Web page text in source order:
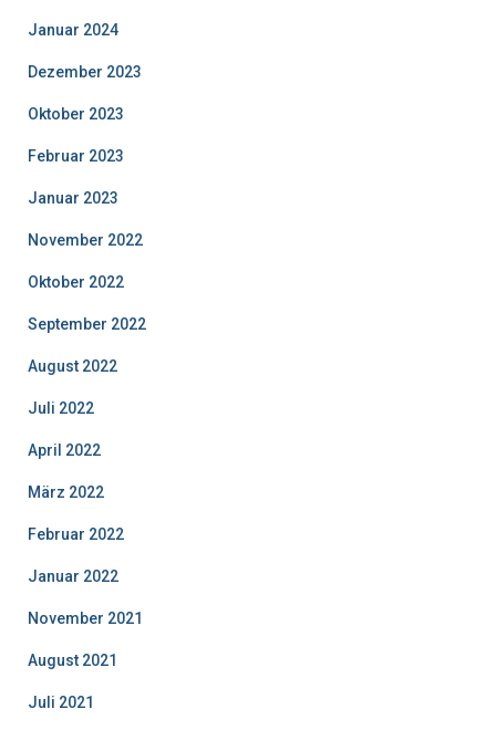
Januar 2024
Dezember 2023
Oktober 2023
Februar 2023
Januar 2023
November 2022
Oktober 2022
September 2022
August 2022
Juli 2022
April 2022
März 2022
Februar 2022
Januar 2022
November 2021
August 2021
Juli 2021